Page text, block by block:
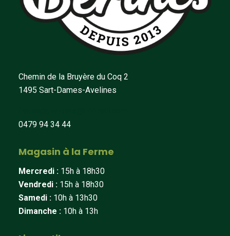
Chemin de la Bruyère du Coq 2
1495 Sart-Dames-Avelines
0479 94 34 44
Magasin à la Ferme
Mercredi : 15h à 18h30
Vendredi : 15h à 18h30
Samedi : 10h à 13h30
Dimanche : 10h à 13h